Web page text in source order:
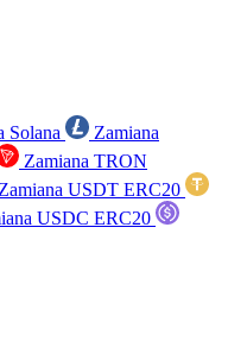
Solana
Zamiana
Zamiana TRON
Zamiana USDT ERC20
USDC ERC20